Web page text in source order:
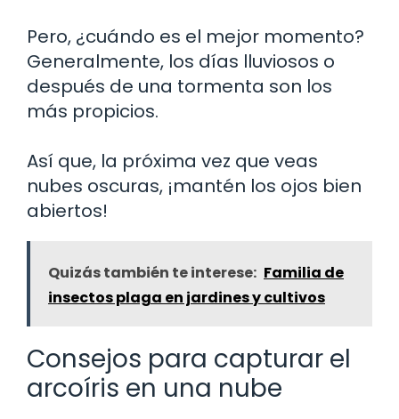
Pero, ¿cuándo es el mejor momento?
Generalmente, los días lluviosos o
después de una tormenta son los
más propicios.
Así que, la próxima vez que veas
nubes oscuras, ¡mantén los ojos bien
abiertos!
Quizás también te interese: Familia de
insectos plaga en jardines y cultivos
Consejos para capturar el
arcoíris en una nube